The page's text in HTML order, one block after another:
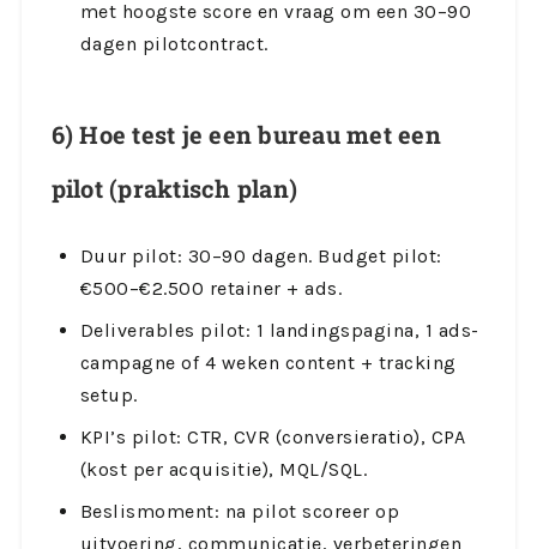
met hoogste score en vraag om een 30–90
dagen pilotcontract.
6) Hoe test je een bureau met een
pilot (praktisch plan)
Duur pilot: 30–90 dagen. Budget pilot:
€500–€2.500 retainer + ads.
Deliverables pilot: 1 landingspagina, 1 ads-
campagne of 4 weken content + tracking
setup.
KPI’s pilot: CTR, CVR (conversieratio), CPA
(kost per acquisitie), MQL/SQL.
Beslismoment: na pilot scoreer op
uitvoering, communicatie, verbeteringen